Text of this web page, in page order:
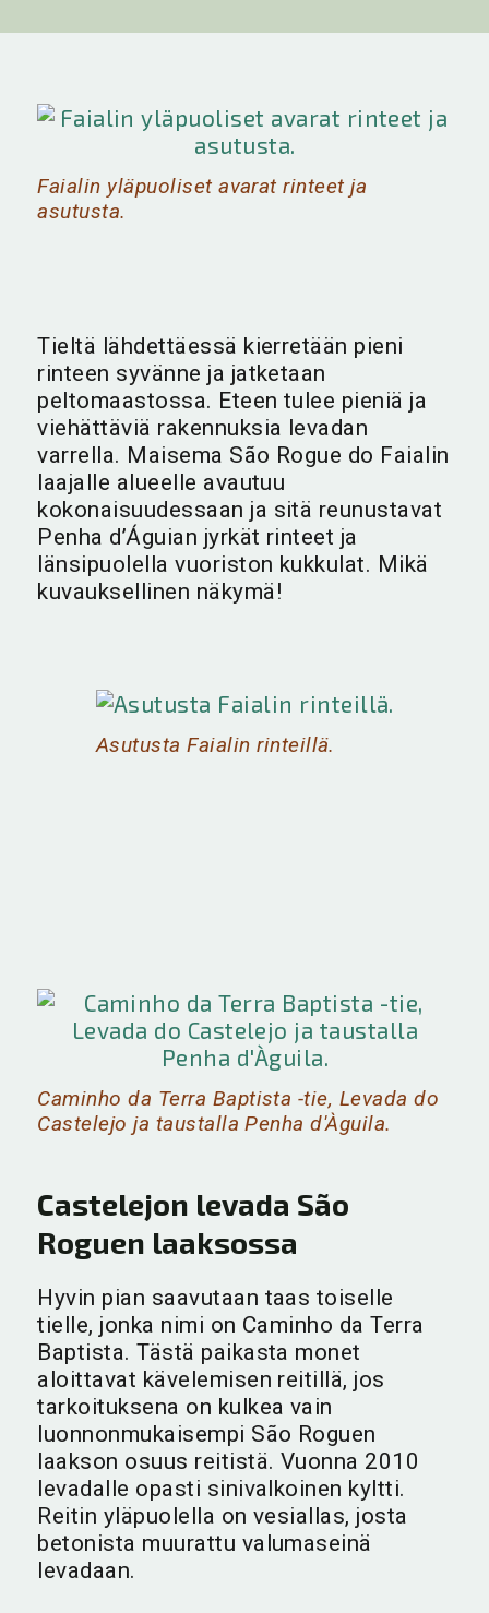
Faialin yläpuoliset avarat rinteet ja
asutusta.
Tieltä lähdettäessä kierretään pieni
rinteen syvänne ja jatketaan
peltomaastossa. Eteen tulee pieniä ja
viehättäviä rakennuksia levadan
varrella. Maisema São Rogue do Faialin
laajalle alueelle avautuu
kokonaisuudessaan ja sitä reunustavat
Penha d’Águian jyrkät rinteet ja
länsipuolella vuoriston kukkulat. Mikä
kuvauksellinen näkymä!
Asutusta Faialin rinteillä.
Caminho da Terra Baptista -tie, Levada do
Castelejo ja taustalla Penha d'Àguila.
Castelejon levada São
Roguen laaksossa
Hyvin pian saavutaan taas toiselle
tielle, jonka nimi on Caminho da Terra
Baptista. Tästä paikasta monet
aloittavat kävelemisen reitillä, jos
tarkoituksena on kulkea vain
luonnonmukaisempi São Roguen
laakson osuus reitistä. Vuonna 2010
levadalle opasti sinivalkoinen kyltti.
Reitin yläpuolella on vesiallas, josta
betonista muurattu valumaseinä
levadaan.